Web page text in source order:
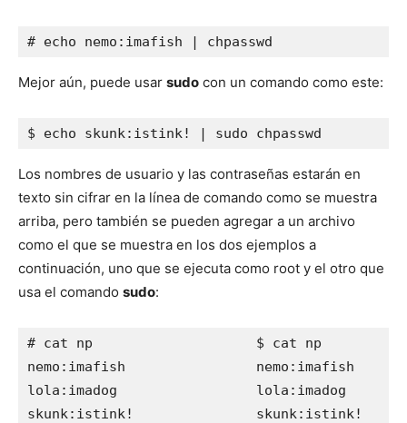
# echo nemo:imafish | chpasswd
Mejor aún, puede usar sudo con un comando como este:
$ echo skunk:istink! | sudo chpasswd
Los nombres de usuario y las contraseñas estarán en
texto sin cifrar en la línea de comando como se muestra
arriba, pero también se pueden agregar a un archivo
como el que se muestra en los dos ejemplos a
continuación, uno que se ejecuta como root y el otro que
usa el comando sudo:
# cat np                    $ cat np
nemo:imafish                nemo:imafish
lola:imadog                 lola:imadog
skunk:istink!               skunk:istink!